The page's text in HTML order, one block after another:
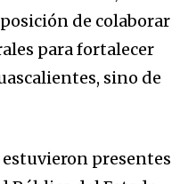
de colaborar
para fortalecer
sino de
presentes